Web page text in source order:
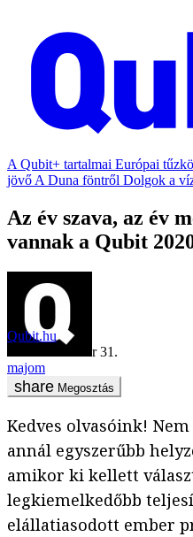
A Qubit+ tartalmai Európai
jövő A Duna föntről Dolgok a
Az év szava, az év
vannak a Qubit
Qubit.hu
2020. december 31.
majom
Megosztás
Kedves olvasóink!
annál egyszerűbb
amikor ki kellett
legkiemelkedőbb
elállatiasodott ember